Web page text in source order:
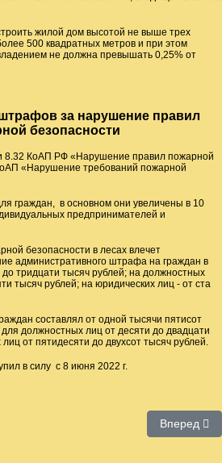
жилой дом высотой не выше трех
500 квадратных метров и при этом
не должна превышать 0,25% от
за нарушение правил
безопасности
8.32 КоАП РФ «Нарушение правил пожарной
«Нарушение требований пожарной
граждан, в основном они увеличены в 10
предпринимателей и
безопасности в лесах влечет
административного штрафа на граждан в
тридцати тысяч рублей; на должностных
тысяч рублей; на юридических лиц - от ста
составлял от одной тысячи пятисот
должностных лиц от десяти до двадцати
от пятидесяти до двухсот тысяч рублей.
в силу с 8 июня 2022 г.
"Волки русской мечты"Вперед